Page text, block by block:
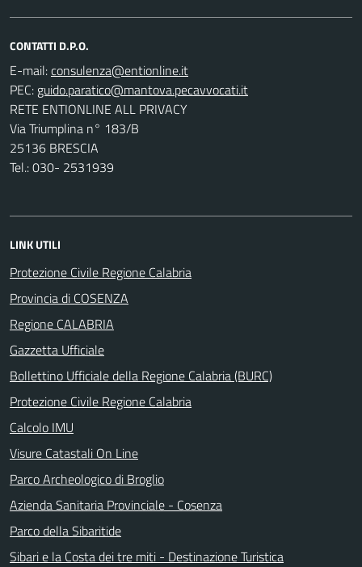
CONTATTI D.P.O.
E-mail:
PEC:
RETE ENTIONLINE ALL PRIVACY
Via Triumplina n° 183/B
25136 BRESCIA
Tel.: 030- 2531939
LINK UTILI
Protezione Civile Regione Calabria
Provincia di COSENZA
Regione CALABRIA
Gazzetta Ufficiale
Bollettino Ufficiale della Regione Calabria (BURC)
Protezione Civile Regione Calabria
Calcolo IMU
Visure Catastali On Line
Parco Archeologico di Broglio
Azienda Sanitaria Provinciale - Cosenza
Parco della Sibaritide
Sibari e la Costa dei tre miti - Destinazione Turistica